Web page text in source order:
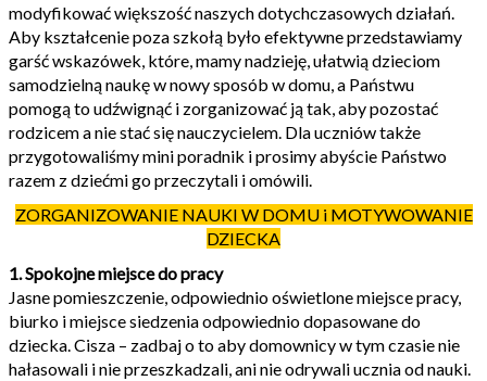
modyfikować większość naszych dotychczasowych działań.
Aby kształcenie poza szkołą było efektywne przedstawiamy
garść wskazówek, które, mamy nadzieję, ułatwią dzieciom
samodzielną naukę w nowy sposób w domu, a Państwu
pomogą to udźwignąć i zorganizować ją tak, aby pozostać
rodzicem a nie stać się nauczycielem. Dla uczniów także
przygotowaliśmy mini poradnik i prosimy abyście Państwo
razem z dziećmi go przeczytali i omówili.
ZORGANIZOWANIE NAUKI W DOMU i MOTYWOWANIE
DZIECKA
1. Spokojne miejsce do pracy
Jasne pomieszczenie, odpowiednio oświetlone miejsce pracy,
biurko i miejsce siedzenia odpowiednio dopasowane do
dziecka. Cisza – zadbaj o to aby domownicy w tym czasie nie
hałasowali i nie przeszkadzali, ani nie odrywali ucznia od nauki.